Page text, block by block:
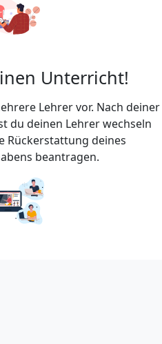
Unterricht!
Lehrer vor. Nach deiner
du deinen Lehrer wechseln
Rückerstattung deines
beantragen.